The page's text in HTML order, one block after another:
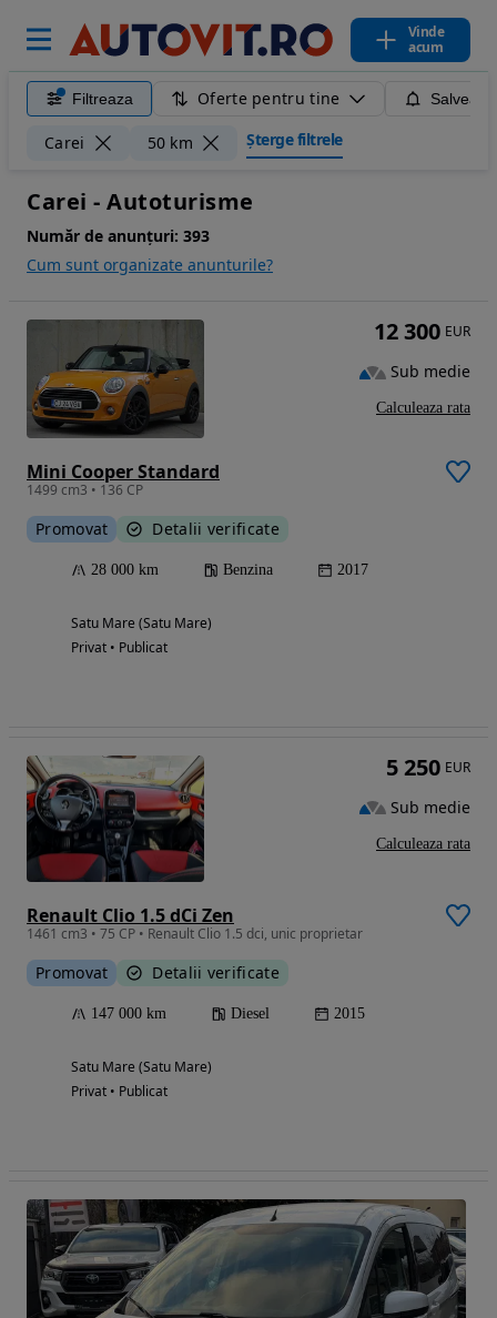
Vinde
acum
Filtreaza Oferte pentru tine
Carei 50 km Șterge filtrele
Carei - Autoturisme
Număr de anunțuri: 393
Cum sunt organizate anunturile?
Mini Cooper Standard
1499 cm3 • 136 CP
Promovat Detalii verificate
28 000 km Benzina 2017
Satu Mare (Satu Mare)
Privat • Publicat
12 300 EUR
Sub medie
Calculeaza rata
Renault Clio 1.5 dCi Zen
1461 cm3 • 75 CP • Renault Clio 1.5 dci, unic proprietar
Promovat Detalii verificate
147 000 km Diesel 2015
Satu Mare (Satu Mare)
Privat • Publicat
5 250 EUR
Sub medie
Calculeaza rata